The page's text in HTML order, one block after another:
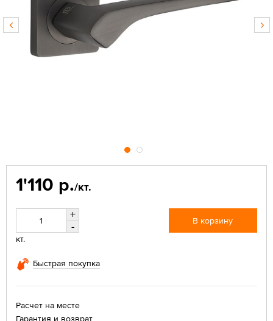
1'110 р./кт.
+
-
кт.
В корзину
Быстрая покупка
Расчет на месте
Гарантия и возврат